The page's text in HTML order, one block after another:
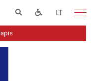
LT